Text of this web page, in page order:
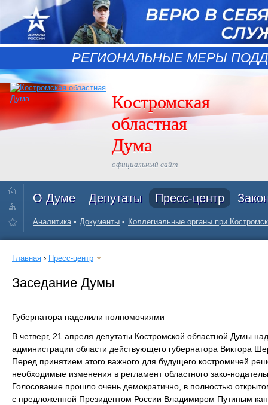
РЕГИОНАЛЬНЫЕ МЕРЫ
Костромская
областная
Дума
официальный сайт
О Думе Депутаты Пресс-центр
Аналитика Документы Коллегиальные органы при
Главная › Пресс-центр
Заседание Думы
Губернатора наделили полномочиями
В четверг, 21 апреля депутаты Костромской областной Думы
администрации области действующего губернатора Виктора
Перед принятием этого важного для будущего костромичей
необходимые изменения в регламент областного зако-
Голосование прошло очень демократично, в полностью
с предложенной Президентом России Владимиром Путиным